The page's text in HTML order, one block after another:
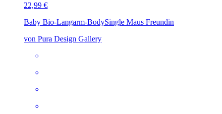
22,99 €
Baby Bio-Langarm-BodySingle Maus Freundin
von Pura Design Gallery